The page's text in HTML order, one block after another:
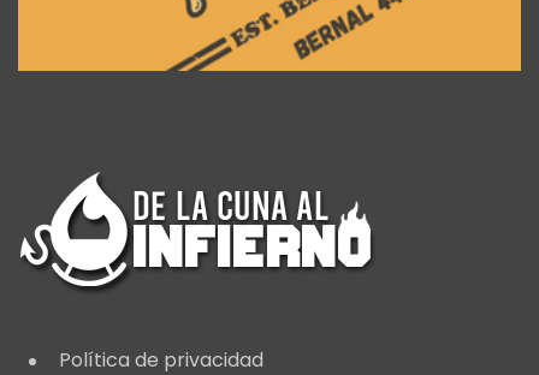
Política de privacidad